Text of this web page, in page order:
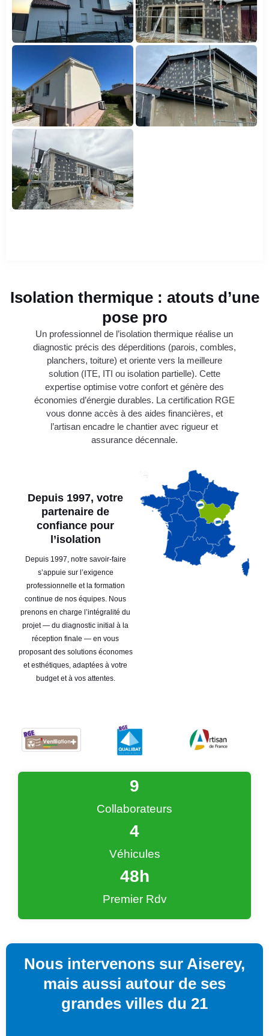
Isolation thermique : atouts d’une
pose pro
Un professionnel de l’isolation thermique réalise un
diagnostic précis des déperditions (parois, combles,
planchers, toiture) et oriente vers la meilleure
solution (ITE, ITI ou isolation partielle). Cette
expertise optimise votre confort et génère des
économies d’énergie durables. La certification RGE
vous donne accès à des aides financières, et
l’artisan encadre le chantier avec rigueur et
assurance décennale.
Depuis 1997, votre
partenaire de
confiance pour
l’isolation
Depuis 1997, notre savoir-faire
s’appuie sur l’exigence
professionnelle et la formation
continue de nos équipes. Nous
prenons en charge l’intégralité du
projet — du diagnostic initial à la
réception finale — en vous
proposant des solutions économes
et esthétiques, adaptées à votre
budget et à vos attentes.
Collaborateurs
9
Véhicules
4
Premier Rdv
48h
Nous intervenons sur Aiserey,
mais aussi autour de ses
grandes villes du 21